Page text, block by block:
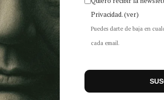
Privacidad.(ver)
Puedes darte de baja en
cada email.